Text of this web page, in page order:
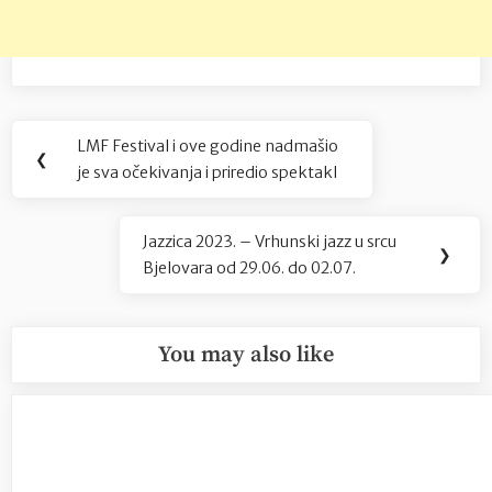
Navigacija
objava
❮
Previous
Post:
LMF Festival i ove godine nadmašio
je sva očekivanja i priredio spektakl
Next
Post:
Jazzica 2023. – Vrhunski jazz u srcu
Bjelovara od 29.06. do 02.07.
❯
You may also like